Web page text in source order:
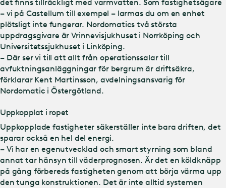
det finns tillräckligt med varmvatten. Som fastighetsägare
– vi på Castellum till exempel – larmas du om en enhet
plötsligt inte fungerar. Nordomatics två största
uppdragsgivare är Vrinnevisjukhuset i Norrköping och
Universitetssjukhuset i Linköping.
– Där ser vi till att allt från operationssalar till
avfuktningsanläggningar för bergrum är driftsäkra,
förklarar Kent Martinsson, avdelningsansvarig för
Nordomatic i Östergötland.
Uppkopplat i ropet
Uppkopplade fastigheter säkerställer inte bara driften, det
sparar också en hel del energi.
– Vi har en egenutvecklad och smart styrning som bland
annat tar hänsyn till väderprognosen. Är det en köldknäpp
på gång förbereds fastigheten genom att börja värma upp
den tunga konstruktionen. Det är inte alltid systemen